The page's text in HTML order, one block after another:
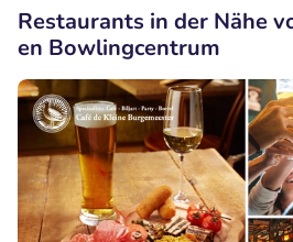
Restaurants in der Nähe
en Bowlingcentrum